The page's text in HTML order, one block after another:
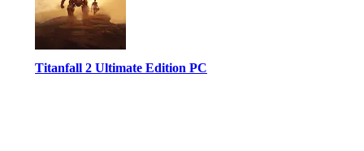
Titanfall 2 Ultimate Edition PC